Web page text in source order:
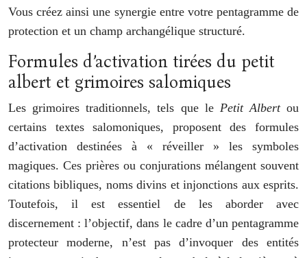
Vous créez ainsi une synergie entre votre pentagramme de
protection et un champ archangélique structuré.
Formules d’activation tirées du petit
albert et grimoires salomiques
Les grimoires traditionnels, tels que le Petit Albertou
certains textes salomoniques, proposent des formules
d’activation destinées à « réveiller » les symboles
magiques. Ces prières ou conjurations mélangent souvent
citations bibliques, noms divins et injonctions aux esprits.
Toutefois, il est essentiel de les aborder avec
discernement : l’objectif, dans le cadre d’un pentagramme
protecteur moderne, n’est pas d’invoquer des entités